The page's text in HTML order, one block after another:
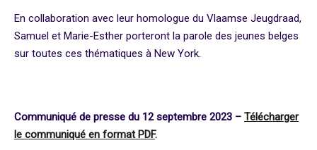
En collaboration avec leur homologue du Vlaamse Jeugdraad,
Samuel et Marie-Esther porteront la parole des jeunes belges
sur toutes ces thématiques à New York.
Communiqué de presse du 12 septembre 2023 – Télécharger
le communiqué en format PDF.